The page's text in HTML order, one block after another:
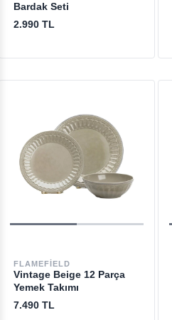
Bardak Seti
2.990 TL
FLAMEFIELD
Vintage Beige 12 Parça
Yemek Takımı
7.490 TL